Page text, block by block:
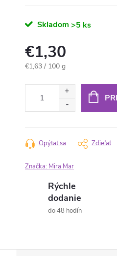
Skladom >5 ks
€1,30
Jednotková
€1,63 / 100 g
Opýtať sa Zdieľať
Značka: Mira Mar
Rýchle
dodanie
do 48 hodín